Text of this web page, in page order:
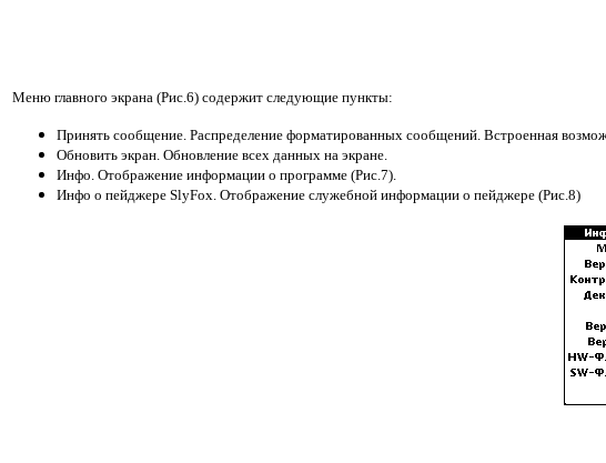
Меню главного экрана (Рис.6) содержит следующие пункты:
Принять сообщение. Распределение форматированных сообщений. Встроенная
Обновить экран. Обновление всех данных на экране.
Инфо. Отображение информации о программе (Рис.7).
Инфо о пейджере SlyFox. Отображение служебной информации о пейджере (Рис.8)